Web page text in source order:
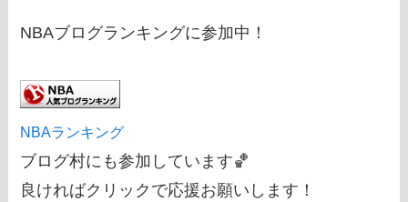
NBAブログランキングに参加中！
NBAランキング
ブログ村にも参加しています🏀
良ければクリックで応援お願いします！